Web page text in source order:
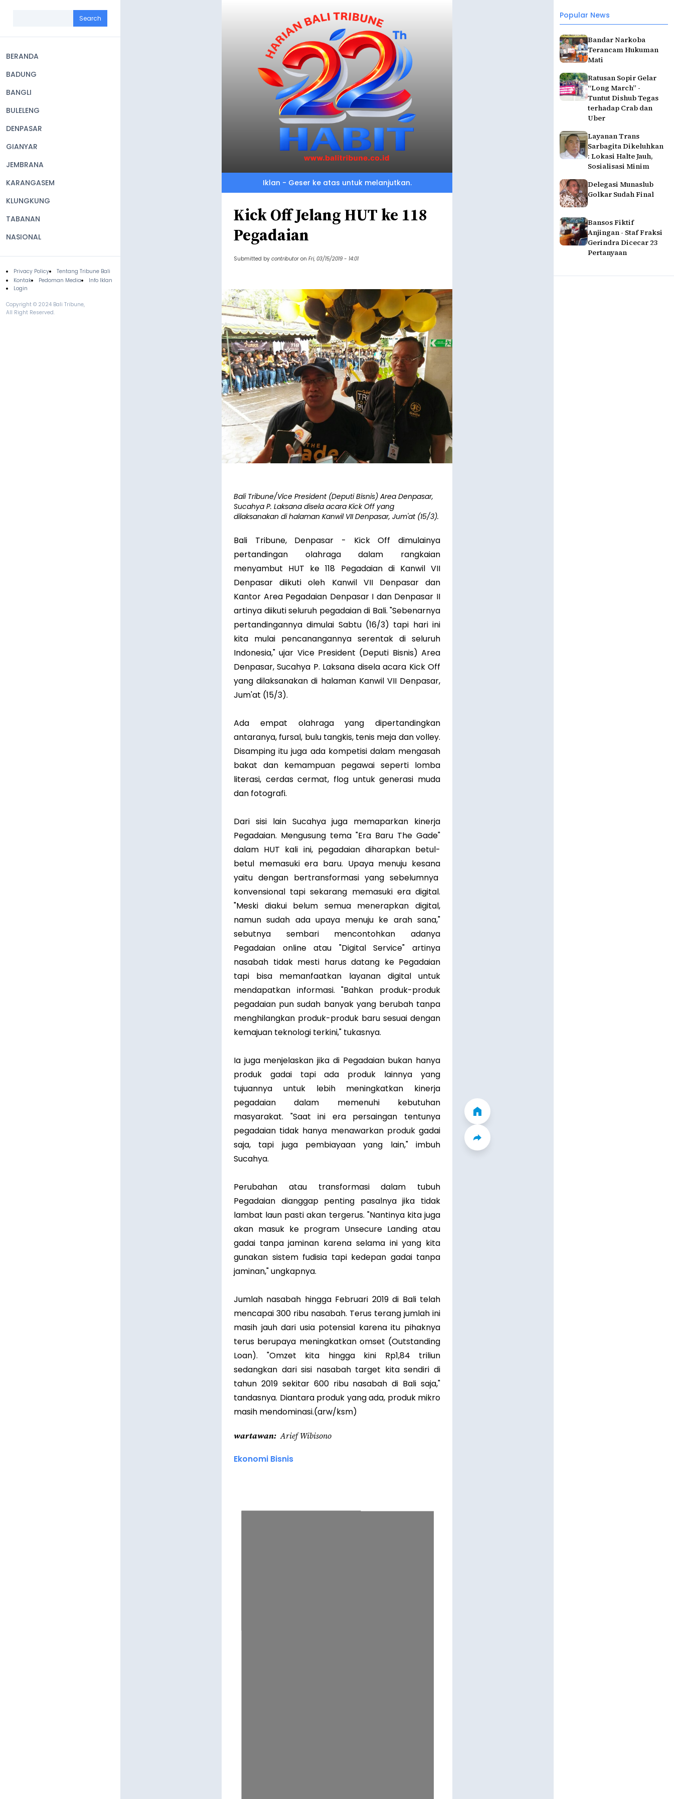
navigation
BERANDA
BADUNG
BANGLI
BULELENG
DENPASAR
GIANYAR
JEMBRANA
KARANGASEM
KLUNGKUNG
TABANAN
NASIONAL
Footer
Privacy Policy
Tentang Tribune Bali
Kontak
Pedoman Media
Info Iklan
Login
Copyright © 2024 Bali Tribune,
All Right Reserved.
Popular News
Bandar Narkoba
Terancam Hukuman
Mati
Ratusan Sopir Gelar
“Long March” -
Tuntut Dishub Tegas
terhadap Crab dan
Uber
Layanan Trans
Sarbagita Dikeluhkan
: Lokasi Halte Jauh,
Sosialisasi Minim
Delegasi Munaslub
Golkar Sudah Final
Bansos Fiktif
Anjingan - Staf Fraksi
Gerindra Dicecar 23
Pertanyaan
Iklan - Geser ke atas untuk melanjutkan.
Kick Off Jelang HUT ke 118
Pegadaian
Submitted by contributor on Fri, 03/15/2019 - 14:01
Bali Tribune/Vice President (Deputi Bisnis) Area Denpasar,
Sucahya P. Laksana disela acara Kick Off yang
dilaksanakan di halaman Kanwil VII Denpasar, Jum'at (15/3).
Bali Tribune, Denpasar - Kick Off dimulainya
pertandingan olahraga dalam rangkaian
menyambut HUT ke 118 Pegadaian di Kanwil VII
Denpasar diikuti oleh Kanwil VII Denpasar dan
Kantor Area Pegadaian Denpasar I dan Denpasar II
artinya diikuti seluruh pegadaian di Bali. "Sebenarnya
pertandingannya dimulai Sabtu (16/3) tapi hari ini
kita mulai pencanangannya serentak di seluruh
Indonesia," ujar Vice President (Deputi Bisnis) Area
Denpasar, Sucahya P. Laksana disela acara Kick Off
yang dilaksanakan di halaman Kanwil VII Denpasar,
Jum'at (15/3).
Ada empat olahraga yang dipertandingkan
antaranya, fursal, bulu tangkis, tenis meja dan volley.
Disamping itu juga ada kompetisi dalam mengasah
bakat dan kemampuan pegawai seperti lomba
literasi, cerdas cermat, flog untuk generasi muda
dan fotografi.
Dari sisi lain Sucahya juga memaparkan kinerja
Pegadaian. Mengusung tema "Era Baru The Gade"
dalam HUT kali ini, pegadaian diharapkan betul-
betul memasuki era baru. Upaya menuju kesana
yaitu dengan bertransformasi yang sebelumnya
konvensional tapi sekarang memasuki era digital.
"Meski diakui belum semua menerapkan digital,
namun sudah ada upaya menuju ke arah sana,"
sebutnya sembari mencontohkan adanya
Pegadaian online atau "Digital Service" artinya
nasabah tidak mesti harus datang ke Pegadaian
tapi bisa memanfaatkan layanan digital untuk
mendapatkan informasi. "Bahkan produk-produk
pegadaian pun sudah banyak yang berubah tanpa
menghilangkan produk-produk baru sesuai dengan
kemajuan teknologi terkini," tukasnya.
Ia juga menjelaskan jika di Pegadaian bukan hanya
produk gadai tapi ada produk lainnya yang
tujuannya untuk lebih meningkatkan kinerja
pegadaian dalam memenuhi kebutuhan
masyarakat. "Saat ini era persaingan tentunya
pegadaian tidak hanya menawarkan produk gadai
saja, tapi juga pembiayaan yang lain," imbuh
Sucahya.
Perubahan atau transformasi dalam tubuh
Pegadaian dianggap penting pasalnya jika tidak
lambat laun pasti akan tergerus. "Nantinya kita juga
akan masuk ke program Unsecure Landing atau
gadai tanpa jaminan karena selama ini yang kita
gunakan sistem fudisia tapi kedepan gadai tanpa
jaminan," ungkapnya.
Jumlah nasabah hingga Februari 2019 di Bali telah
mencapai 300 ribu nasabah. Terus terang jumlah ini
masih jauh dari usia potensial karena itu pihaknya
terus berupaya meningkatkan omset (Outstanding
Loan). "Omzet kita hingga kini Rp1,84 triliun
sedangkan dari sisi nasabah target kita sendiri di
tahun 2019 sekitar 600 ribu nasabah di Bali saja,"
tandasnya. Diantara produk yang ada, produk mikro
masih mendominasi.(arw/ksm)
wartawan Arief Wibisono
Ekonomi Bisnis